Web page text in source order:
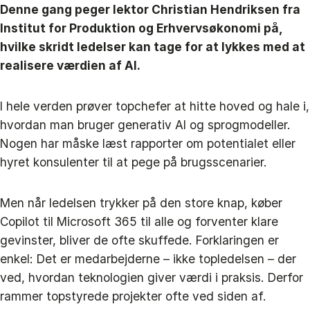
Denne gang peger lektor Christian Hendriksen fra
Institut for Produktion og Erhvervsøkonomi på,
hvilke skridt ledelser kan tage for at lykkes med at
realisere værdien af AI.
I hele verden prøver topchefer at hitte hoved og hale i,
hvordan man bruger generativ AI og sprogmodeller.
Nogen har måske læst rapporter om potentialet eller
hyret konsulenter til at pege på brugsscenarier.
Men når ledelsen trykker på den store knap, køber
Copilot til Microsoft 365 til alle og forventer klare
gevinster, bliver de ofte skuffede. Forklaringen er
enkel: Det er medarbejderne – ikke topledelsen – der
ved, hvordan teknologien giver værdi i praksis. Derfor
rammer topstyrede projekter ofte ved siden af.